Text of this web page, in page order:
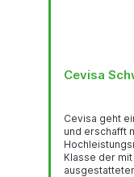
Cevisa
Cevisa geht
und erschafft
Klasse der